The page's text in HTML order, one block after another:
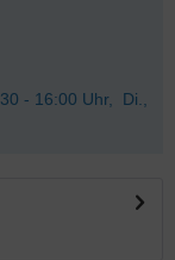
- 16:00 Uhr, Di.,